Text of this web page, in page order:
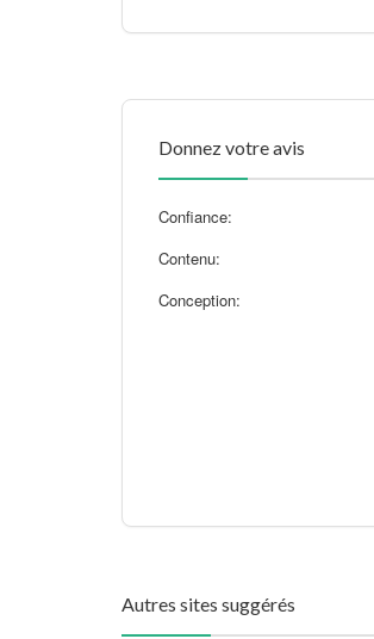
Donnez votre avis
Confiance:
Contenu:
Conception:
Autres sites suggérés